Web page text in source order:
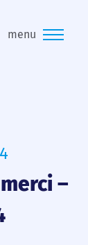
menu
–